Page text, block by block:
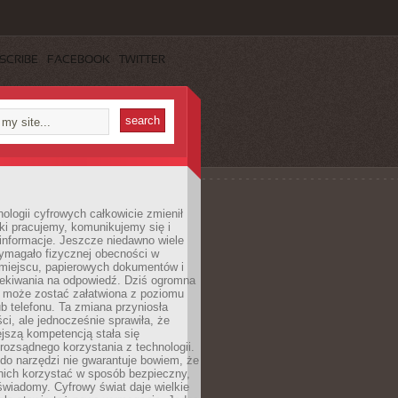
FACEBOOK TWITTER
cyfrowych całkowicie zmienił
pracujemy, komunikujemy się i
Jeszcze niedawno wiele
fizycznej obecności w
papierowych dokumentów i
na odpowiedź. Dziś ogromna
zostać załatwiona z poziomu
telefonu. Ta zmiana przyniosła
ale jednocześnie sprawiła, że
kompetencją stała się
korzystania z technologii.
narzędzi nie gwarantuje bowiem, że
korzystać w sposób bezpieczny,
Cyfrowy świat daje wielkie